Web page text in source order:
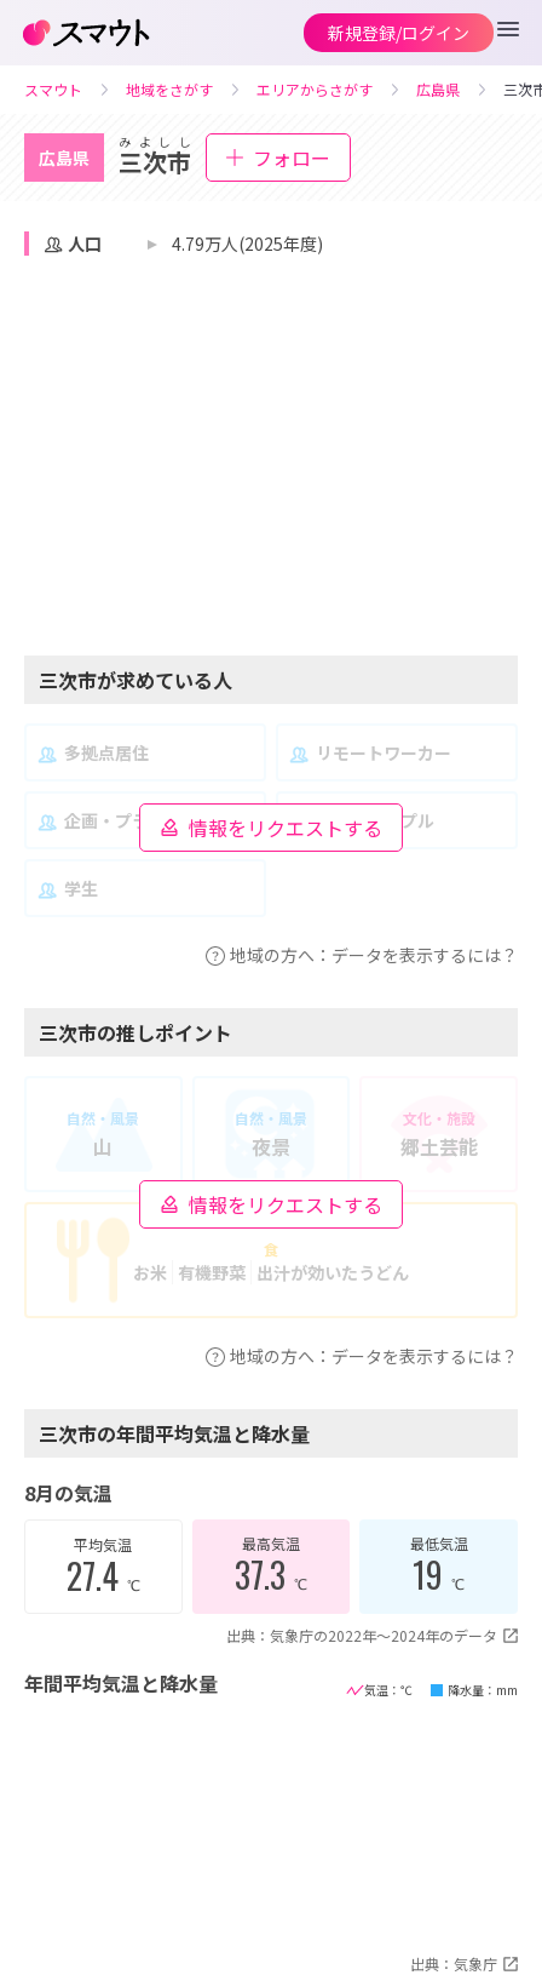
新規登録/ログイン
スマウト 地域をさがす エリアからさがす 広島県 三次
広島県
みよしし
三次市 フォロー
人口 4.79万人(2025年度)
三次市が求めている人
情報をリクエストする
多拠点居住 リモートワーカー
企画・プランナー 夫婦・カップル
学生
地域の方へ：データを表示するには？
三次市の推しポイント
情報をリクエストする
自然・風景
山
自然・風景
夜景
文化・施設
郷土芸能
食
お米 有機野菜 出汁が効いたうどん
地域の方へ：データを表示するには？
三次市の年間平均気温と降水量
8月の気温
平均気温
27.4 ℃
最高気温
37.3 ℃
最低気温
19℃
出典：気象庁の2022年〜2024年のデータ
年間平均気温と降水量 気温：℃ 降水量：mm
出典：気象庁